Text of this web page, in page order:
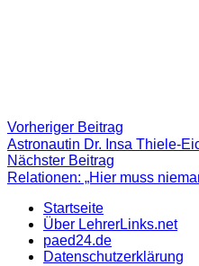
Beitragsnavigation
Vorheriger Beitrag
Beitrag:
Astronautin Dr. Insa Thiele-
Nächster Beitrag
Beitrag
Relationen: „Hier muss
Startseite
Über LehrerLinks.net
paed24.de
Datenschutzerklärung